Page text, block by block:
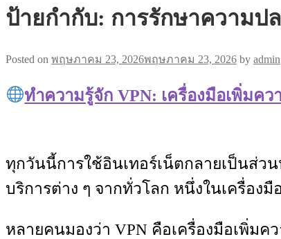
ป้ายกำกับ: การรักษาความป
Posted on พฤษภาคม 23, 2026พฤษภาคม 23, 2026 by admin
ทำความรู้จัก VPN: เครื่องมือเพิ่มค
ทุกวันนี้การใช้อินเทอร์เน็ตกลายเป็นส่ว
บริการต่าง ๆ จากทั่วโลก หนึ่งในเครื่อง
หลายคนมองว่า VPN คือเครื่องมือเพิ่ม